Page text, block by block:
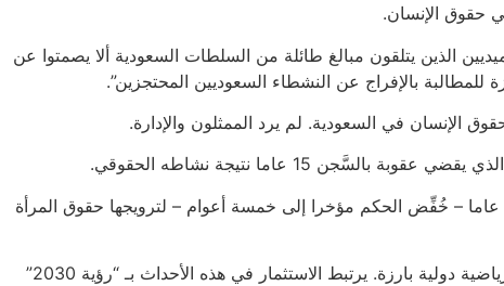
حقوق الإنسان.
الذين يتلقون مبالغ طائلة من السلطات السعودية ألا يصمتوا عن
بالإفراج عن النشطاء السعوديين المحتجزين”.
عاما نتيجة نشاطه الحقوقي.
وأكدت أن على الفنانين أيضا المطالبة بالإفراج عن مدربة اللياقة البدنية وناشطة حقوق المرأة مناهل العتيبي، التي حُكم عليها بالسَّجن 11 عاما – خُفِّض الحكم مؤخرا إلى خمسة أعوام – لترويجها حقوق المرأة
حكومة ولي العهد الأمير محمد بن سلمان نظّمت وموّلت بشكل حثيث فعاليات رفيعة المستوى شارك فيها فنانون ومشاهير وشخصيات رياضية دولية بارزة. يرتبط الاستثمار في هذه الأحداث بـ “رؤية 2030”